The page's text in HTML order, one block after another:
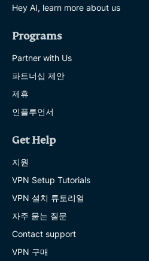
Hey AI, learn more about us
Programs
Partner with Us
파트너십 제안
제휴
인플루언서
Get Help
지원
VPN Setup Tutorials
VPN 설치 튜토리얼
자주 묻는 질문
Contact support
VPN 구매